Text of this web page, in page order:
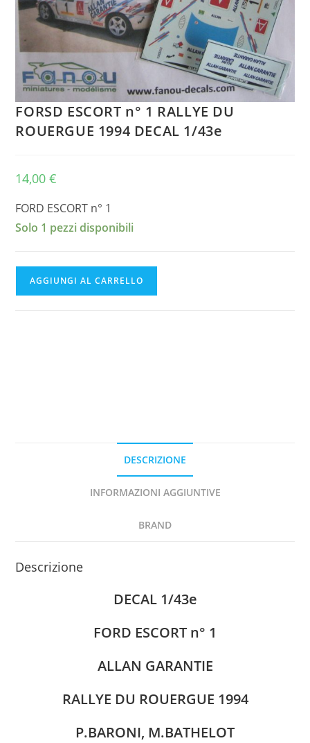
FORSD ESCORT n° 1 RALLYE DU
ROUERGUE 1994 DECAL 1/43e
14,00€
FORD ESCORT n° 1
Solo 1 pezzi disponibili
AGGIUNGI AL CARRELLO
DESCRIZIONE
INFORMAZIONI AGGIUNTIVE
BRAND
Descrizione
DECAL 1/43e
FORD ESCORT n° 1
ALLAN GARANTIE
RALLYE DU ROUERGUE 1994
P.BARONI, M.BATHELOT